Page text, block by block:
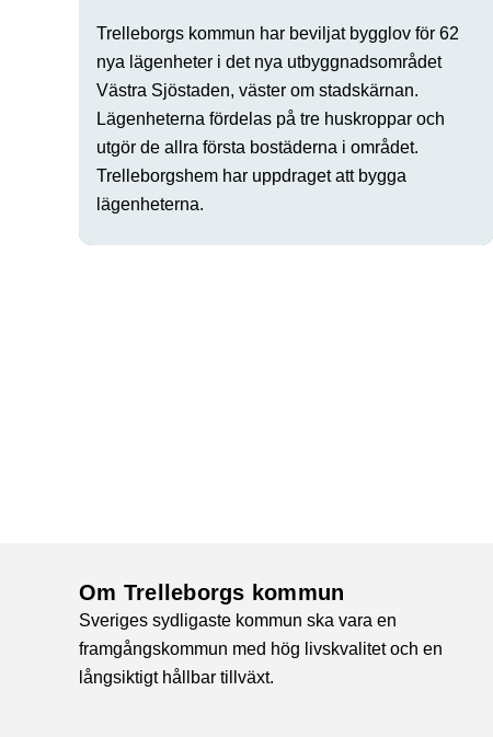
Trelleborgs kommun har beviljat bygglov för 62
nya lägenheter i det nya utbyggnadsområdet
Västra Sjöstaden, väster om stadskärnan.
Lägenheterna fördelas på tre huskroppar och
utgör de allra första bostäderna i området.
Trelleborgshem har uppdraget att bygga
lägenheterna.
Om Trelleborgs kommun
Sveriges sydligaste kommun ska vara en
framgångskommun med hög livskvalitet och en
långsiktigt hållbar tillväxt.